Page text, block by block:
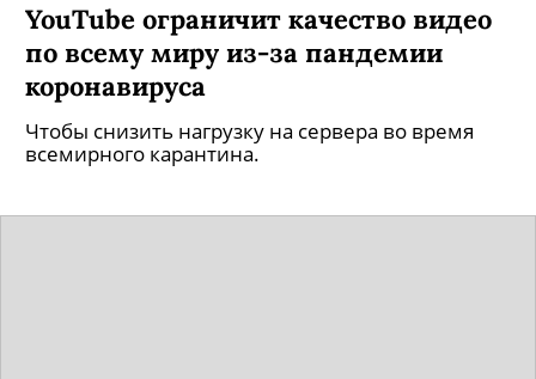
YouTube ограничит качество видео
по всему миру из-за пандемии
коронавируса
Чтобы снизить нагрузку на сервера во время
всемирного карантина.